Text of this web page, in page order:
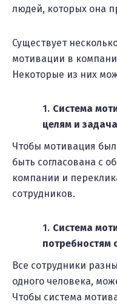
людей, которых она
Существует
мотивации в
Некоторые из них
Система
целям и
Чтобы мотивация
быть согласована с
компании и
сотрудников.
Система
потребностям
Все сотрудники
одного человека,
Чтобы система